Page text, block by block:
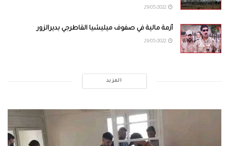
أزمة مالية في صفوف ميليشيا القاطرجي بديرالزور
المزيد